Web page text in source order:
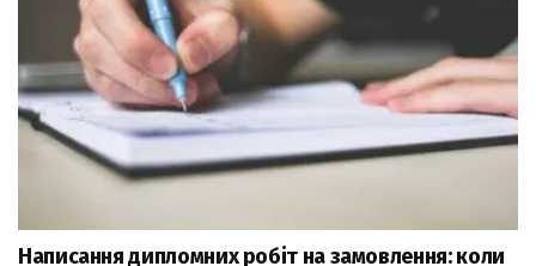
Написання дипломних робіт на замовлення: коли